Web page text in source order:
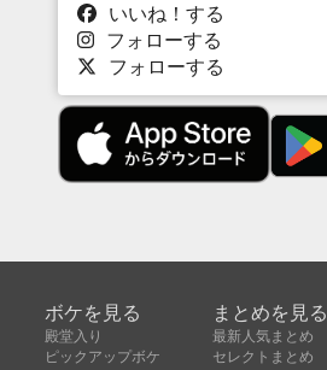
いいね！する
フォローする
フォローする
ボケを見る
殿堂入り
ピックアップボケ
まとめを見る
最新人気まとめ
セレクトまとめ